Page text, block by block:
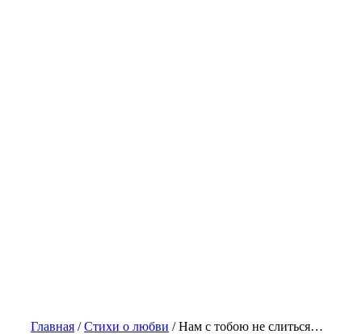
Главная /Стихи о любви /Нам с тобою не слиться…